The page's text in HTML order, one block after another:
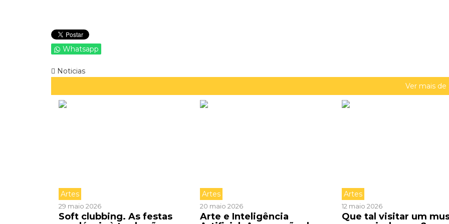
Whatsapp
Noticias
Ver mais de
Artes
29 maio 2026
Soft clubbing. As festas
Artes
20 maio 2026
Arte e Inteligência
Artes
12 maio 2026
Que tal visitar um